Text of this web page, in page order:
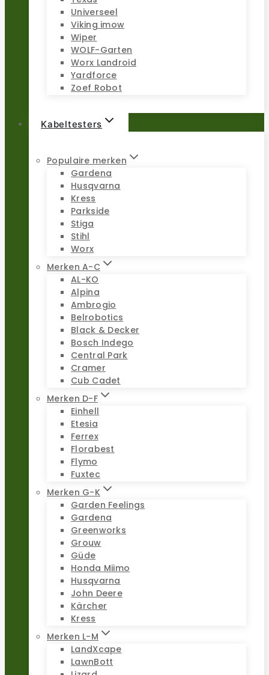
Universeel
Viking imow
Wiper
WOLF-Garten
Worx Landroid
Yardforce
Zoef Robot
Kabeltesters
Populaire merken
Gardena
Husqvarna
Kress
Parkside
Stiga
Stihl
Worx
Merken A-C
AL-KO
Alpina
Ambrogio
Belrobotics
Black & Decker
Bosch Indego
Central Park
Cramer
Cub Cadet
Merken D-F
Einhell
Etesia
Ferrex
Florabest
Flymo
Fuxtec
Merken G-K
Garden Feelings
Gardena
Greenworks
Grouw
Güde
Honda Miimo
Husqvarna
John Deere
Kärcher
Kress
Merken L-M
LandXcape
LawnBott